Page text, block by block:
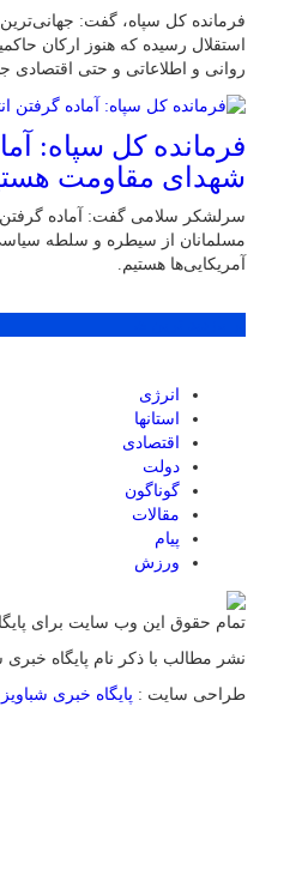
فرمانده کل سپاه، گفت: جهانی‌ترین
استقلال رسیده که هنوز ارکان
روانی و اطلاعاتی و حتی اقتصادی
فرمانده کل سپاه:‌
شهدای مقاومت
سرلشکر سلامی گفت: آماده
مسلمانان از سیطره و سلطه
آمریکایی‌ها هستیم.
انرژی
استانها
اقتصادی
دولت
گوناگون
مقالات
پیام
ورزش
تمام حقوق این وب سایت برای
نشر مطالب با ذکر نام پایگاه خبری
طراحی سایت : پایگاه خبری شباویز